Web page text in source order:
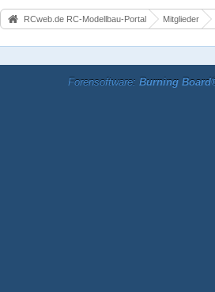
RCweb.de RC-Modellbau-Portal Mitglieder
Forensoftware: Burning